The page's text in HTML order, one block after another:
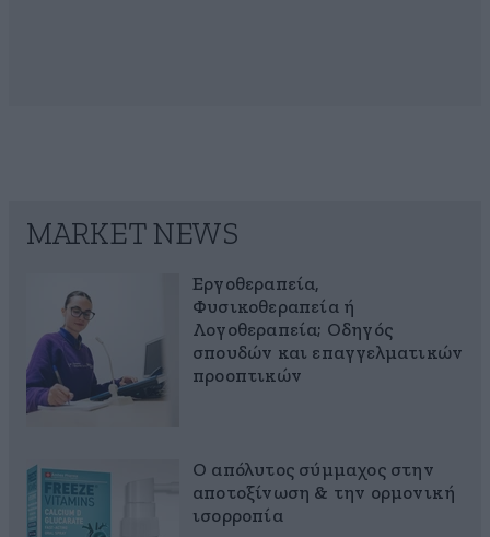
MARKET NEWS
Εργοθεραπεία,
Φυσικοθεραπεία ή
Λογοθεραπεία; Οδηγός
σπουδών και επαγγελματικών
προοπτικών
Ο απόλυτος σύμμαχος στην
αποτοξίνωση & την ορμονική
ισορροπία